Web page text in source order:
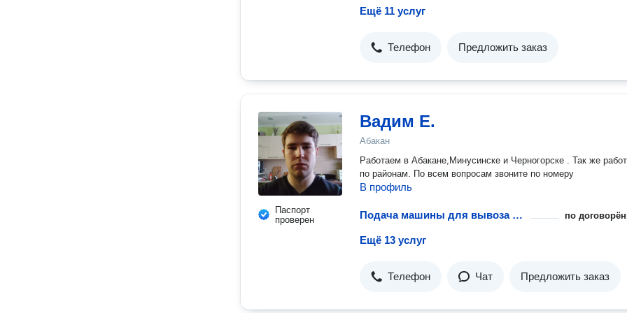
Ещё 11 услуг
Телефон Предложить заказ
Паспорт
проверен
Вадим Е.
Абакан
Работаем в Абакане,Минусинске и Черногорске . Так же
по районам. По всем вопросам звоните по номеру
В профиль
Подача машины для вывоза мусора по
Ещё 13 услуг
Телефон Чат Предложить заказ